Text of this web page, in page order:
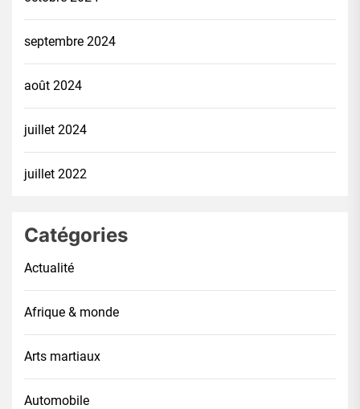
septembre 2024
août 2024
juillet 2024
juillet 2022
Catégories
Actualité
Afrique & monde
Arts martiaux
Automobile